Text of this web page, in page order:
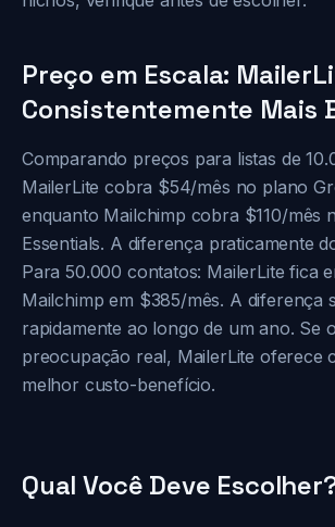
Preço em Escala:
Consistentemente Mais
Comparando preços para listas de
MailerLite cobra $54/mês no plano
enquanto Mailchimp cobra $110/mês
Essentials. A diferença praticamente
Para 50.000 contatos: MailerLite fica
Mailchimp em $385/mês. A diferença
rapidamente ao longo de um ano. Se
preocupação real, MailerLite oferece
melhor custo-benefício.
Qual Você Deve